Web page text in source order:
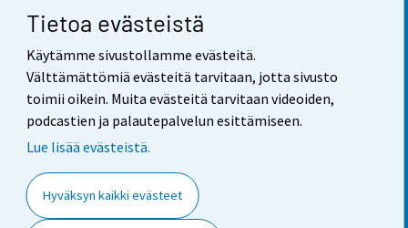
Tietoa evästeistä
Käytämme sivustollamme evästeitä.
Välttämättömiä evästeitä tarvitaan, jotta sivusto
toimii oikein. Muita evästeitä tarvitaan videoiden,
podcastien ja palautepalvelun esittämiseen.
Lue lisää evästeistä.
Hyväksyn kaikki evästeet
Yhteystiedot
Palaute
Käyttöehdot
Saavutettavuus
Tietoa sivustosta